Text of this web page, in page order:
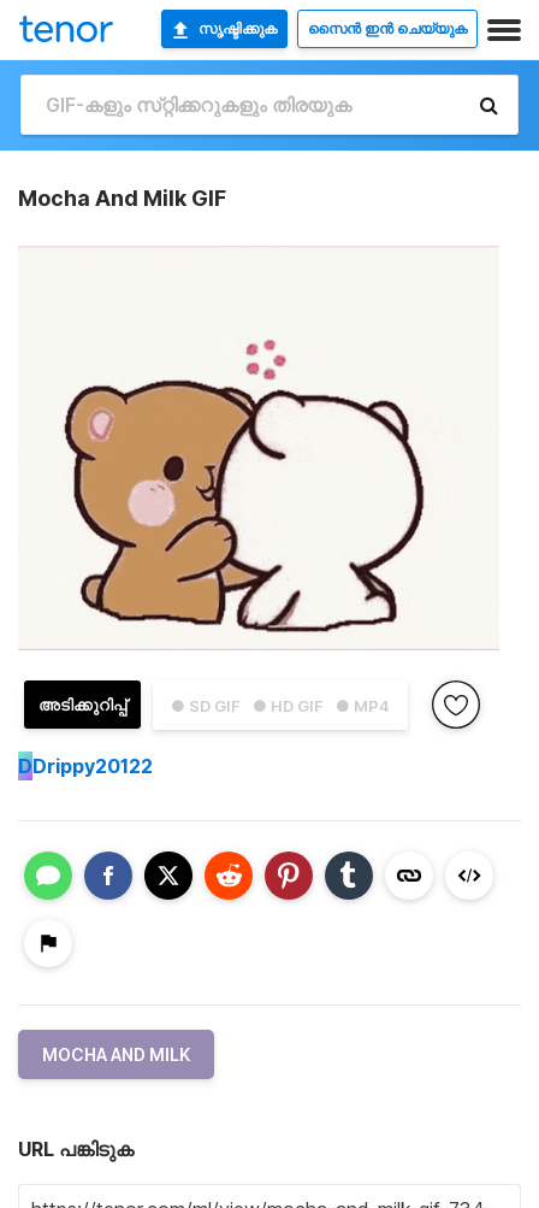
സൃഷ്ടിക്കുക സൈൻ ഇൻ ചെയ്യുക
Mocha And Milk GIF
● SD GIF ● HD GIF ● MP4
അടിക്കുറിപ്പ്
DDrippy20122
MOCHA AND MILK
URL പങ്കിടുക